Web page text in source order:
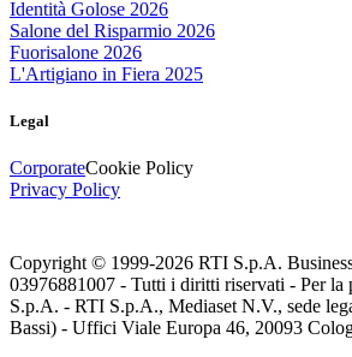
Identità Golose 2026
Salone del Risparmio 2026
Fuorisalone 2026
L'Artigiano in Fiera 2025
Legal
CorporateCookie Policy
Privacy Policy
Copyright © 1999-2026 RTI S.p.A.
03976881007 - Tutti i diritti riservati - Per la
S.p.A. - RTI S.p.A., Mediaset N.V., sede
Bassi) - Uffici Viale Europa 46, 20093